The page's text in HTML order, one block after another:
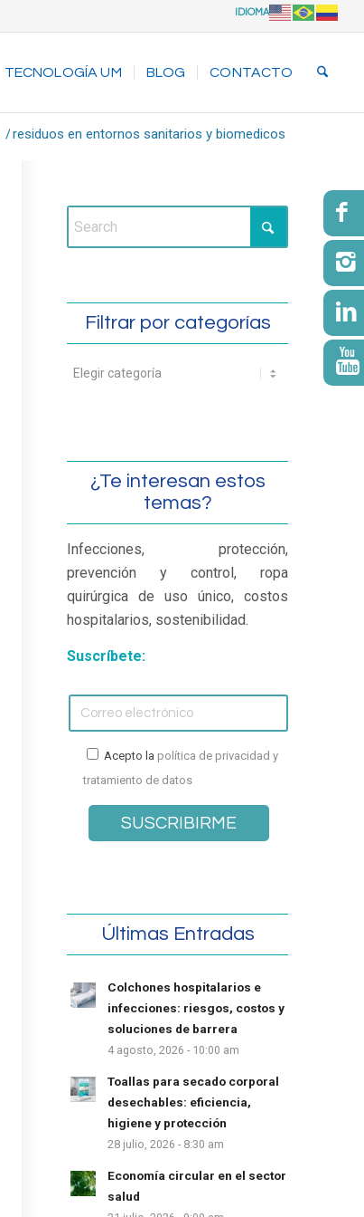
IDIOMA
TECNOLOGÍA UM BLOG CONTACTO
/residuos en entornos sanitarios y biomedicos
Filtrar por categorías
¿Te interesan estos
temas?
Infecciones, protección,
prevención y control, ropa
quirúrgica de uso único, costos
hospitalarios, sostenibilidad.
Suscríbete:
Acepto la política de privacidad y
tratamiento de datos
Últimas Entradas
Colchones hospitalarios e
infecciones: riesgos, costos y
soluciones de barrera
4 agosto, 2026 - 10:00 am
Toallas para secado corporal
desechables: eficiencia,
higiene y protección
28 julio, 2026 - 8:30 am
Economía circular en el sector
salud